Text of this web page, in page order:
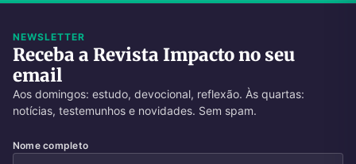
NEWSLETTER
Receba a Revista Impacto no seu
email
Aos domingos: estudo, devocional, reflexão. Às quartas:
notícias, testemunhos e novidades. Sem spam.
Nome completo